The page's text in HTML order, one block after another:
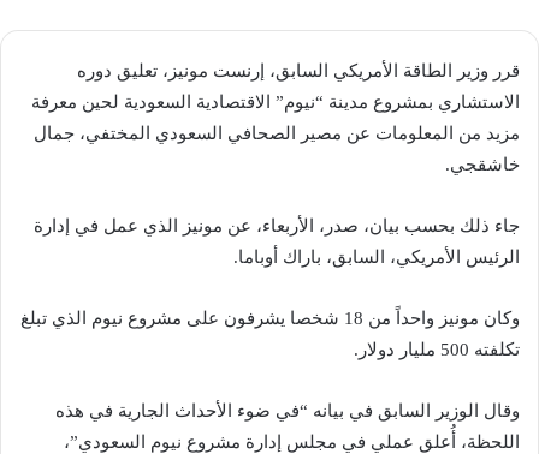
قرر وزير الطاقة الأمريكي السابق، إرنست مونيز، تعليق دوره
الاستشاري بمشروع مدينة “نيوم” الاقتصادية السعودية لحين معرفة
مزيد من المعلومات عن مصير الصحافي السعودي المختفي، جمال
خاشقجي.
جاء ذلك بحسب بيان، صدر، الأربعاء، عن مونيز الذي عمل في إدارة
الرئيس الأمريكي، السابق، باراك أوباما.
وكان مونيز واحداً من 18 شخصا يشرفون على مشروع نيوم الذي تبلغ
تكلفته 500 مليار دولار.
وقال الوزير السابق في بيانه “في ضوء الأحداث الجارية في هذه
اللحظة، أُعلق عملي في مجلس إدارة مشروع نيوم السعودي”،